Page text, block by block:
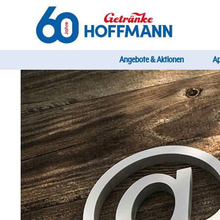
Startseite Getränke Hoffmann
Angebote & Aktionen